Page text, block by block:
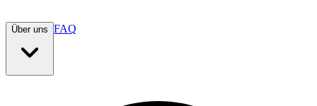
Über uns FAQ